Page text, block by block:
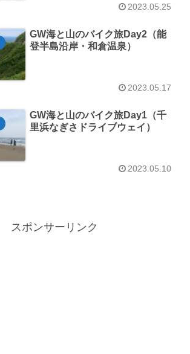
2023.05.25
GW海と山のバイク旅Day2（能
登半島沿岸・和倉温泉）
2023.05.17
GW海と山のバイク旅Day1（千
里浜なぎさドライブウェイ）
2023.05.10
スポンサーリンク